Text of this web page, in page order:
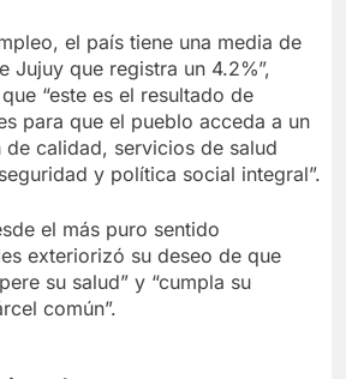
el país tiene una media de
Jujuy que registra un 4.2%”,
“este es el resultado de
para que el pueblo acceda a un
calidad, servicios de salud
y política social integral”.
el más puro sentido
exteriorizó su deseo de que
su salud” y “cumpla su
común”.